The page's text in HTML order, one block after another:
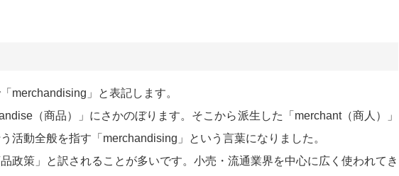
merchandising」と表記します。
（商品）」にさかのぼります。そこから派生した「merchant（商人）」
活動全般を指す「merchandising」という言葉になりました。
政策」と訳されることが多いです。小売・流通業界を中心に広く使われてき